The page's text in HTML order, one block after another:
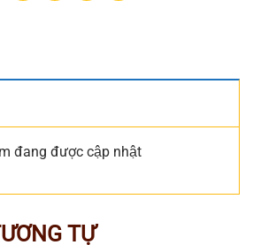
đang được cập nhật
TỰ